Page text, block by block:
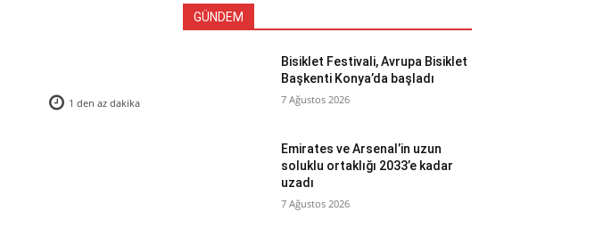
1 den az dakika
GÜNDEM
Bisiklet Festivali, Avrupa Bisiklet
Başkenti Konya’da başladı
7 Ağustos 2026
Emirates ve Arsenal’in uzun
soluklu ortaklığı 2033’e kadar
uzadı
7 Ağustos 2026